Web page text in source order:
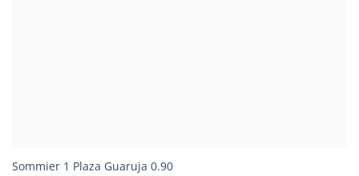
Sommier 1 Plaza Guaruja 0.90